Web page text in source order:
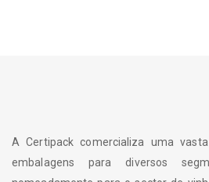
A Certipack comercializa uma
embalagens para diversos